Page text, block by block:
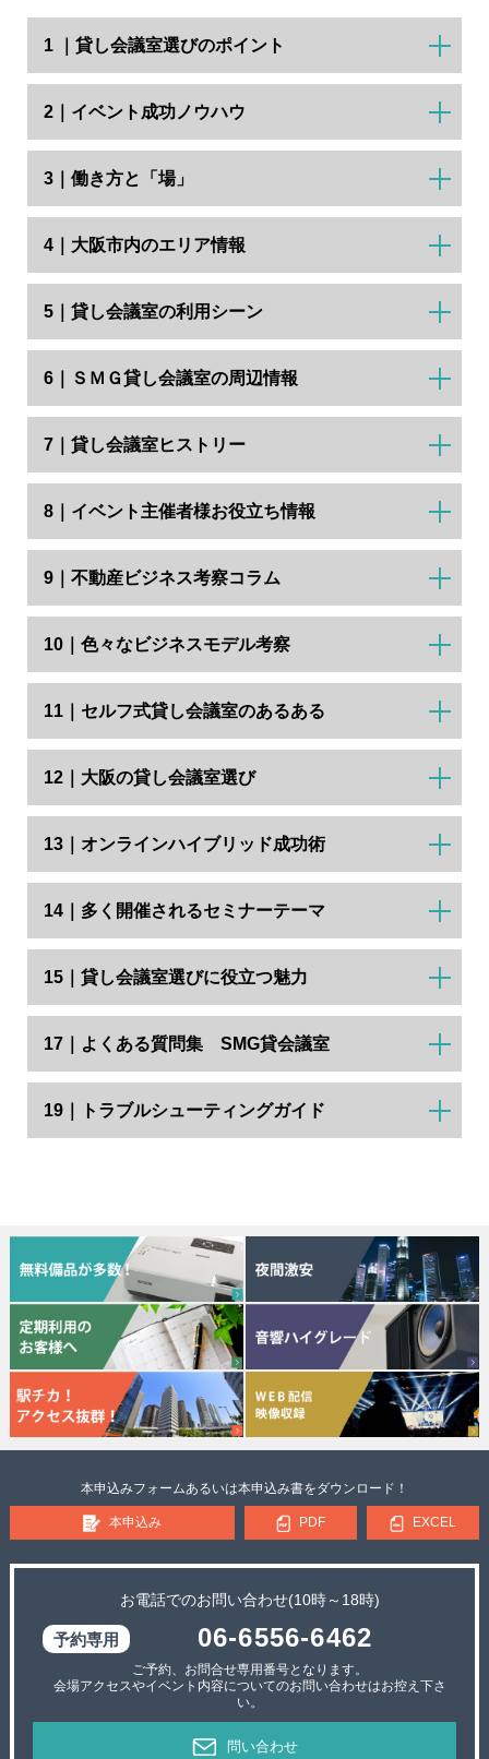
1 ｜貸し会議室選びのポイント
2｜イベント成功ノウハウ
3｜働き方と「場」
4｜大阪市内のエリア情報
5｜貸し会議室の利用シーン
6｜ＳＭＧ貸し会議室の周辺情報
7｜貸し会議室ヒストリー
8｜イベント主催者様お役立ち情報
9｜不動産ビジネス考察コラム
10｜色々なビジネスモデル考察
11｜セルフ式貸し会議室のあるある
12｜大阪の貸し会議室選び
13｜オンラインハイブリッド成功術
14｜多く開催されるセミナーテーマ
15｜貸し会議室選びに役立つ魅力
17｜よくある質問集 SMG貸会議室
19｜トラブルシューティングガイド
本申込みフォームあるいは本申込み書をダウンロード！
本申込み PDF EXCEL
お電話でのお問い合わせ(10時～18時)
06-6556-6462
ご予約、お問合せ専用番号となります。
会場アクセスやイベント内容についてのお問い合わせはお控え下さ
い。
問い合わせ